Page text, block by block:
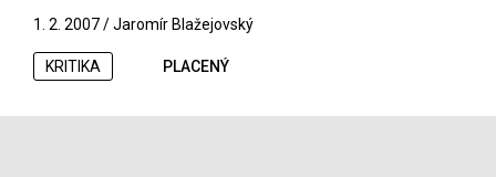
1. 2. 2007 /Jaromír Blažejovský
KRITIKA PLACENÝ